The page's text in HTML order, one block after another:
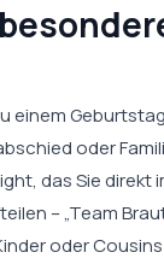
einem
oder
das Sie direkt
– „Team
oder